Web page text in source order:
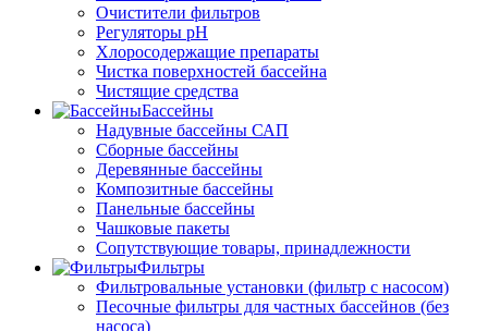
Очистители фильтров
Регуляторы pH
Хлоросодержащие препараты
Чистка поверхностей бассейна
Чистящие средства
Бассейны
Надувные бассейны САП
Сборные бассейны
Деревянные бассейны
Композитные бассейны
Панельные бассейны
Чашковые пакеты
Сопутствующие товары, принадлежности
Фильтры
Фильтровальные установки (фильтр с насосом)
Песочные фильтры для частных бассейнов (без
насоса)